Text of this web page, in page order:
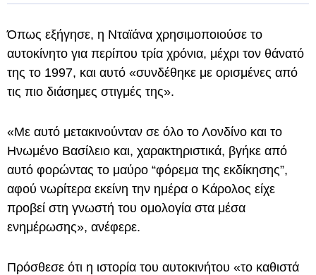
Όπως εξήγησε, η Νταϊάνα χρησιμοποιούσε το
αυτοκίνητο για περίπου τρία χρόνια, μέχρι τον θάνατό
της το 1997, και αυτό «συνδέθηκε με ορισμένες από
τις πιο διάσημες στιγμές της».
«Με αυτό μετακινούνταν σε όλο το Λονδίνο και το
Ηνωμένο Βασίλειο και, χαρακτηριστικά, βγήκε από
αυτό φορώντας το μαύρο “φόρεμα της εκδίκησης”,
αφού νωρίτερα εκείνη την ημέρα ο Κάρολος είχε
προβεί στη γνωστή του ομολογία στα μέσα
ενημέρωσης», ανέφερε.
Πρόσθεσε ότι η ιστορία του αυτοκινήτου «το καθιστά